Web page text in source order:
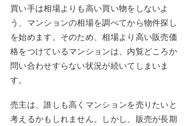
買い手は相場よりも高い買い物をしないよ
う、マンションの相場を調べてから物件探し
を始めます。そのため、相場より高い販売価
格をつけているマンションは、内覧どころか
問い合わせすらない状況が続いてしまいま
す。
売主は、誰しも高くマンションを売りたいと
考えるかもしれません。しかし、販売が長期